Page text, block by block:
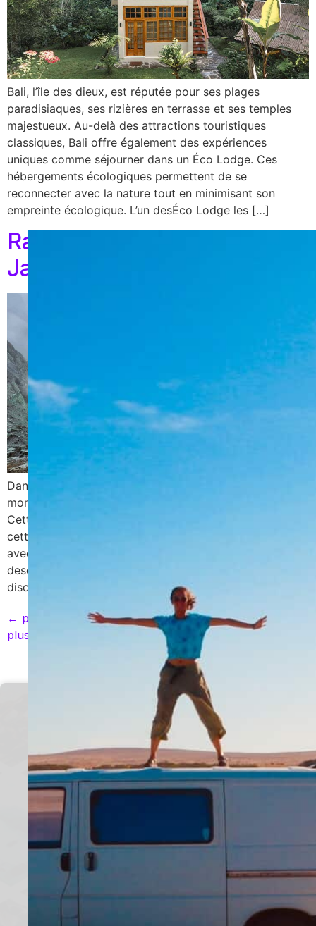
Bali, l’île des dieux, est réputée pour ses plages
paradisiaques, ses rizières en terrasse et ses temples
majestueux. Au-delà des attractions touristiques
classiques, Bali offre également des expériences
uniques comme séjourner dans un Éco Lodge. Ces
hébergements écologiques permettent de se
reconnecter avec la nature tout en minimisant son
empreinte écologique. L’un desÉco Lodge les […]
Randonnée au Mont Ijen à
Java : Éviter la foule
Dans cet article, je vous parle de notre randonnée au
mont Ijen depuis Bali. Nous avons adoré l’expérience.
Cette randonnée est assez intéressante puisque derrière
cette ascension, il y a aussi le côté humain, la rencontre
avec les porteurs de souffre. En effet, vous pouvez
descendre proche du cratère et vous rencontrerez et
discuterez avec […]
← plus ancien
plus récent
Suivez moi sur
Instagram pour voir plus
de contenus